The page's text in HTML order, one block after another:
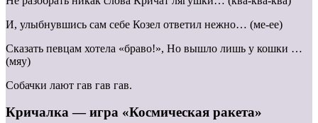
И, улыбнувшись сам себе Козел ответил нежно… (ме-ее)
Сказать певцам хотела «браво!», Но вышло лишь у кошки …
(мяу)
Собачки лают гав гав гав.
Кричалка — игра «Космическая ракета»